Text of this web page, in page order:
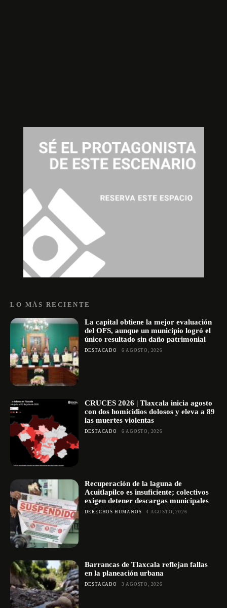
LO MÁS RECIENTE
La capital obtiene la mejor evaluación
del OFS, aunque un municipio logró el
único resultado sin daño patrimonial
DESTACADO 6 AGOSTO, 2026
CRUCES 2026 | Tlaxcala inicia agosto
con dos homicidios dolosos y eleva a 89
las muertes violentas
DESTACADO 6 AGOSTO, 2026
Recuperación de la laguna de
Acuitlapilco es insuficiente; colectivos
exigen detener descargas municipales
DERECHOS HUMANOS 4 AGOSTO, 2026
Barrancas de Tlaxcala reflejan fallas
en la planeación urbana
DESTACADO 3 AGOSTO, 2026